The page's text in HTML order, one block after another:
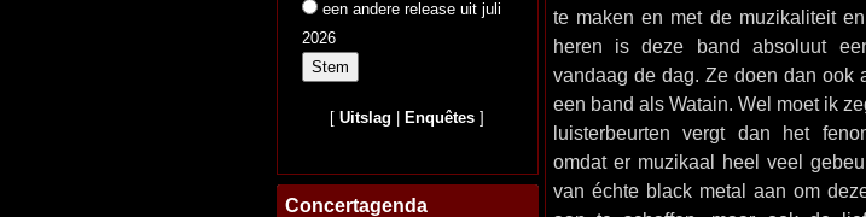
een andere release uit juli
2026
[Uitslag Enquêtes ]
Concertagenda
te maken en met de muzikaliteit
heren is deze band absoluut
vandaag de dag. Ze doen dan ook
een band als Watain. Wel moet ik
luisterbeurten vergt dan het
omdat er muzikaal heel veel
van échte black metal aan om